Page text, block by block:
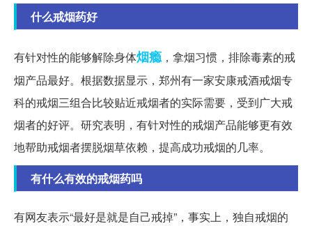
什么戒烟药好
有针对性的能够解除身体烟瘾，拿烟习惯，排除毒素的戒
烟产品最好。根据数据显示，郑州有一家安康戒酒戒烟专
科的戒烟三组合比较贴近戒烟者的实际需要，受到广大戒
烟者的好评。研究表明，有针对性的戒烟产品能够更有效
地帮助戒烟者摆脱烟草依赖，提高成功戒烟的几率。
有什么有效的戒烟药吗
有网友表示“最好是就是自己戒掉”，事实上，独自戒烟的